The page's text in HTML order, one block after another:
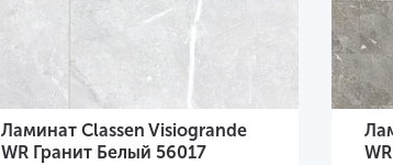
Ламинат Classen Visiogrande
WR Гранит Белый 56017